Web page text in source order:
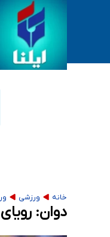
خانه ورزشی
دوان: